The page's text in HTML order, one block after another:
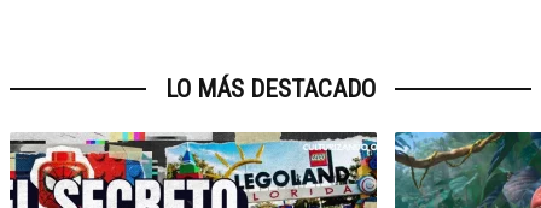
LO MÁS DESTACADO